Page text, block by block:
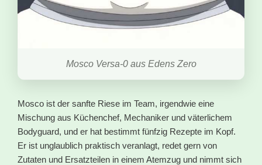
Mosco Versa-0 aus Edens Zero
Mosco ist der sanfte Riese im Team, irgendwie eine
Mischung aus Küchenchef, Mechaniker und väterlichem
Bodyguard, und er hat bestimmt fünfzig Rezepte im Kopf.
Er ist unglaublich praktisch veranlagt, redet gern von
Zutaten und Ersatzteilen in einem Atemzug und nimmt sich